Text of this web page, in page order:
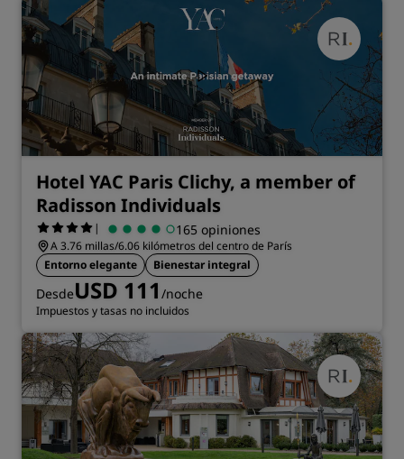
Hotel YAC Paris Clichy, a member of
Radisson Individuals
| 165 opiniones
A 3.76 millas/6.06 kilómetros del centro de París
Entorno elegante
Bienestar integral
DesdeUSD 111 /noche
Impuestos y tasas no incluidos